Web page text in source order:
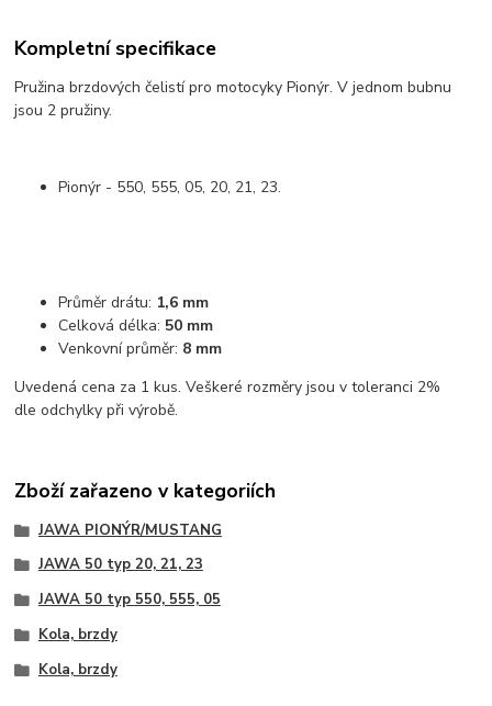
Kompletní specifikace
Pružina brzdových čelistí pro motocyky Pionýr. V jednom bubnu
jsou 2 pružiny.
Pionýr - 550, 555, 05, 20, 21, 23.
Průměr drátu: 1,6 mm
Celková délka: 50 mm
Venkovní průměr: 8 mm
Uvedená cena za 1 kus. Veškeré rozměry jsou v toleranci 2%
dle odchylky při výrobě.
Zboží zařazeno v kategoriích
JAWA PIONÝR/MUSTANG
JAWA 50 typ 20, 21, 23
JAWA 50 typ 550, 555, 05
Kola, brzdy
Kola, brzdy